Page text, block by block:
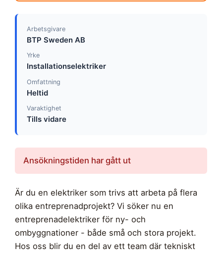
Arbetsgivare
BTP Sweden AB
Yrke
Installationselektriker
Omfattning
Heltid
Varaktighet
Tills vidare
Ansökningstiden har gått ut
Är du en elektriker som trivs att arbeta på flera
olika entreprenadprojekt? Vi söker nu en
entreprenadelektriker för ny- och
ombyggnationer - både små och stora projekt.
Hos oss blir du en del av ett team där tekniskt